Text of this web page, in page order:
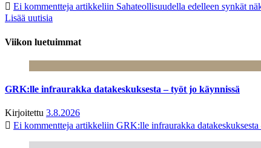
Ei kommentteja artikkeliin Sahateollisuudella edelleen synkät
Lisää uutisia
Viikon luetuimmat
GRK:lle infraurakka datakeskuksesta – työt jo käynnissä
Kirjoitettu 3.8.2026
Ei kommentteja artikkeliin GRK:lle infraurakka